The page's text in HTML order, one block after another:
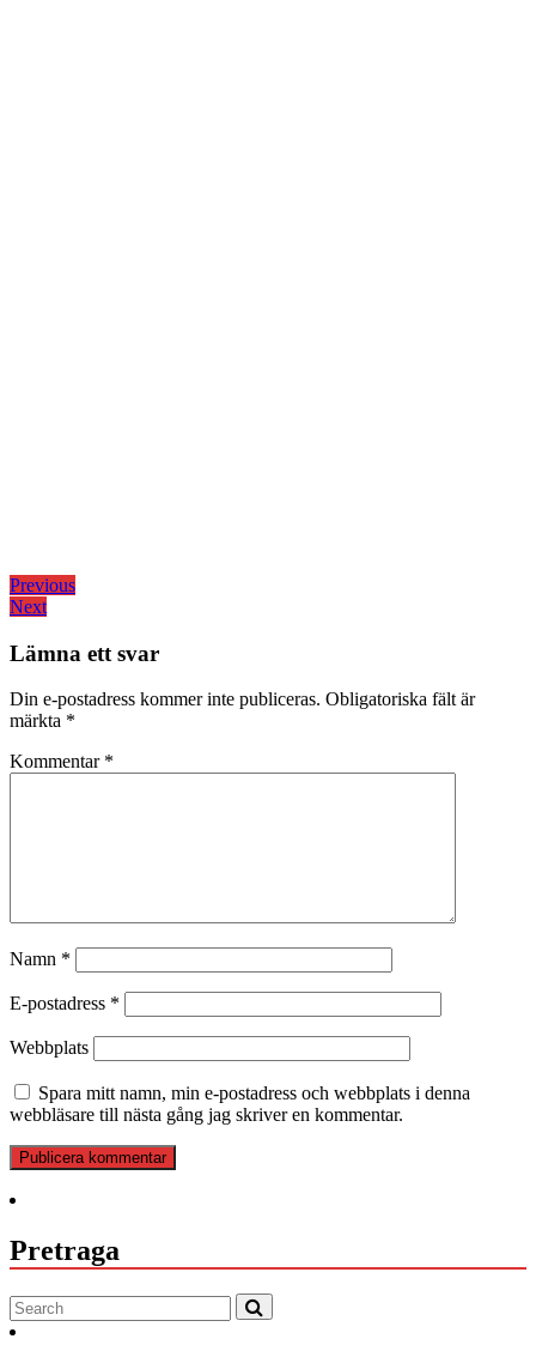
Inläggsnavigering
PreviousPrevious
NextNext
Lämna ett svar
Din e-postadress kommer inte publiceras. Obligatoriska fält är
märkta *
Kommentar *
Namn *
E-postadress *
Webbplats
Spara mitt namn, min e-postadress och webbplats i denna
webbläsare till nästa gång jag skriver en kommentar.
Pretraga